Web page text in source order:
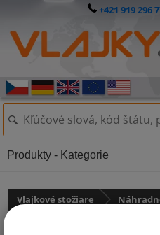
+421 919 296
Vlajkové stožiare
Produkty - Kategorie